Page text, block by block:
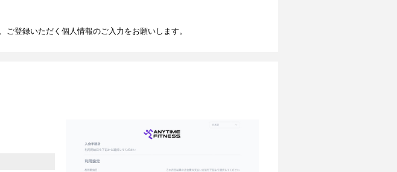
登録いただく個人情報のご入力をお願いします。